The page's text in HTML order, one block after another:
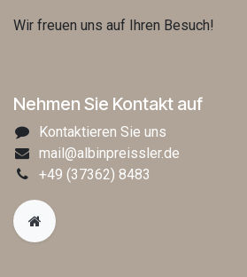
Wir freuen uns auf Ihren Besuch!
Nehmen Sie Kontakt auf
Kontaktieren Sie uns
mail@albinpreissler.de
+49 (37362) 8483